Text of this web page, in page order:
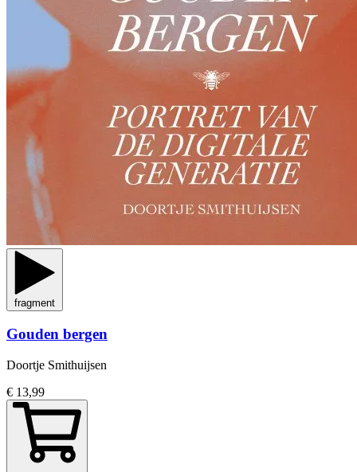
fragment
Gouden bergen
Doortje Smithuijsen
€ 13,99